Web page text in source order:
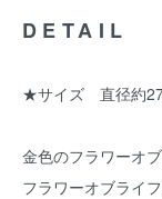
DETAIL
★サイズ 直径約
金色のフラワーオ
フラワーオブライ